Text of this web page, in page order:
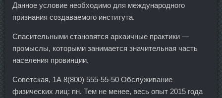
Данное условие необходимо для международного
признания создаваемого института.
Спасительными становятся архаичные практики —
промыслы, которыми занимается значительная часть
населения провинции.
Советская, 1А 8(800) 555-55-50 Обслуживание
физических лиц: пн. Тем не менее, весь опыт 2015 года